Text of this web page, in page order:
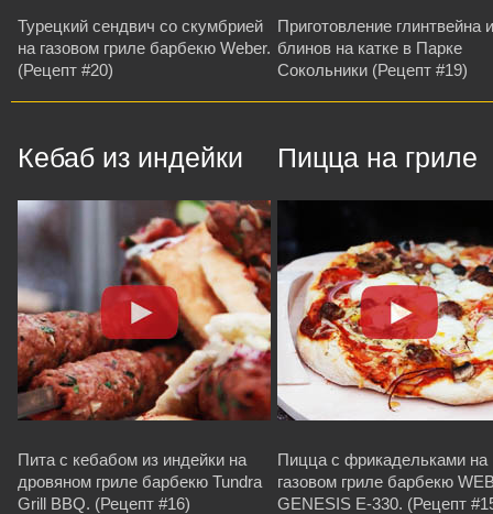
Турецкий сендвич со скумбрией
на газовом гриле барбекю Weber.
(Рецепт #20)
Приготовление глинтвейна и
блинов на катке в Парке
Сокольники (Рецепт #19)
Кебаб из индейки
Пита с кебабом из индейки на
дровяном гриле барбекю Tundra
Grill BBQ. (Рецепт #16)
Пицца на гриле
Пицца с фрикадельками на
газовом гриле барбекю
GENESIS E-330. (Рецепт